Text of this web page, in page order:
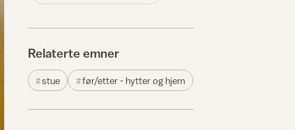
Relaterte emner
stue før/etter - hytter og hjem